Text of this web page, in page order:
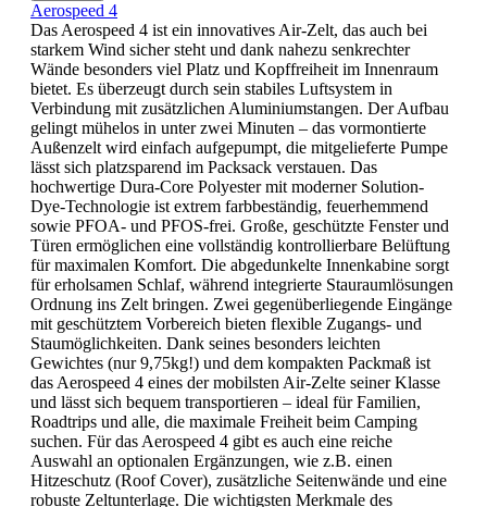
Aerospeed 4
Das Aerospeed 4 ist ein innovatives Air-Zelt, das auch bei
starkem Wind sicher steht und dank nahezu senkrechter
Wände besonders viel Platz und Kopffreiheit im Innenraum
bietet. Es überzeugt durch sein stabiles Luftsystem in
Verbindung mit zusätzlichen Aluminiumstangen. Der Aufbau
gelingt mühelos in unter zwei Minuten – das vormontierte
Außenzelt wird einfach aufgepumpt, die mitgelieferte Pumpe
lässt sich platzsparend im Packsack verstauen. Das
hochwertige Dura-Core Polyester mit moderner Solution-
Dye-Technologie ist extrem farbbeständig, feuerhemmend
sowie PFOA- und PFOS-frei. Große, geschützte Fenster und
Türen ermöglichen eine vollständig kontrollierbare Belüftung
für maximalen Komfort. Die abgedunkelte Innenkabine sorgt
für erholsamen Schlaf, während integrierte Stauraumlösungen
Ordnung ins Zelt bringen. Zwei gegenüberliegende Eingänge
mit geschütztem Vorbereich bieten flexible Zugangs- und
Staumöglichkeiten. Dank seines besonders leichten
Gewichtes (nur 9,75kg!) und dem kompakten Packmaß ist
das Aerospeed 4 eines der mobilsten Air-Zelte seiner Klasse
und lässt sich bequem transportieren – ideal für Familien,
Roadtrips und alle, die maximale Freiheit beim Camping
suchen. Für das Aerospeed 4 gibt es auch eine reiche
Auswahl an optionalen Ergänzungen, wie z.B. einen
Hitzeschutz (Roof Cover), zusätzliche Seitenwände und eine
robuste Zeltunterlage. Die wichtigsten Merkmale des